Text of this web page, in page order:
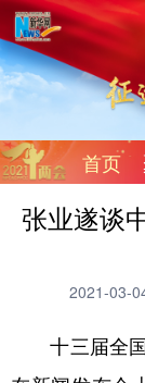
首页
张业遂谈
2021-03-
十三届全国